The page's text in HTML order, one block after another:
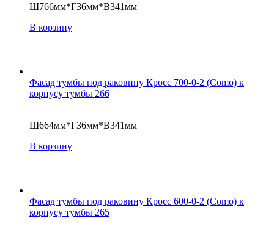
Ш766мм*Г36мм*В341мм
В корзину
Фасад тумбы под раковину Кросс 700-0-2 (Como) к
корпусу тумбы 266
Ш664мм*Г36мм*В341мм
В корзину
Фасад тумбы под раковину Кросс 600-0-2 (Como) к
корпусу тумбы 265